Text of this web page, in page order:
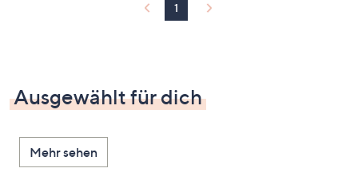
1
Ausgewählt für dich
Mehr sehen